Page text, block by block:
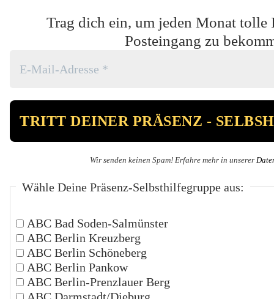
Trag dich ein, um jeden Monat tolle
Posteingang zu
Wir senden keinen Spam! Erfahre mehr in unserer
Wähle Deine Präsenz-Selbsthilfegruppe aus:
ABC Bad Soden-Salmünster
ABC Berlin Kreuzberg
ABC Berlin Schöneberg
ABC Berlin Pankow
ABC Berlin-Prenzlauer Berg